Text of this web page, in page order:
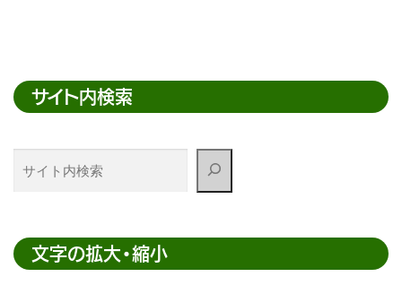
サイト内検索
検
索
文字の拡大・縮小